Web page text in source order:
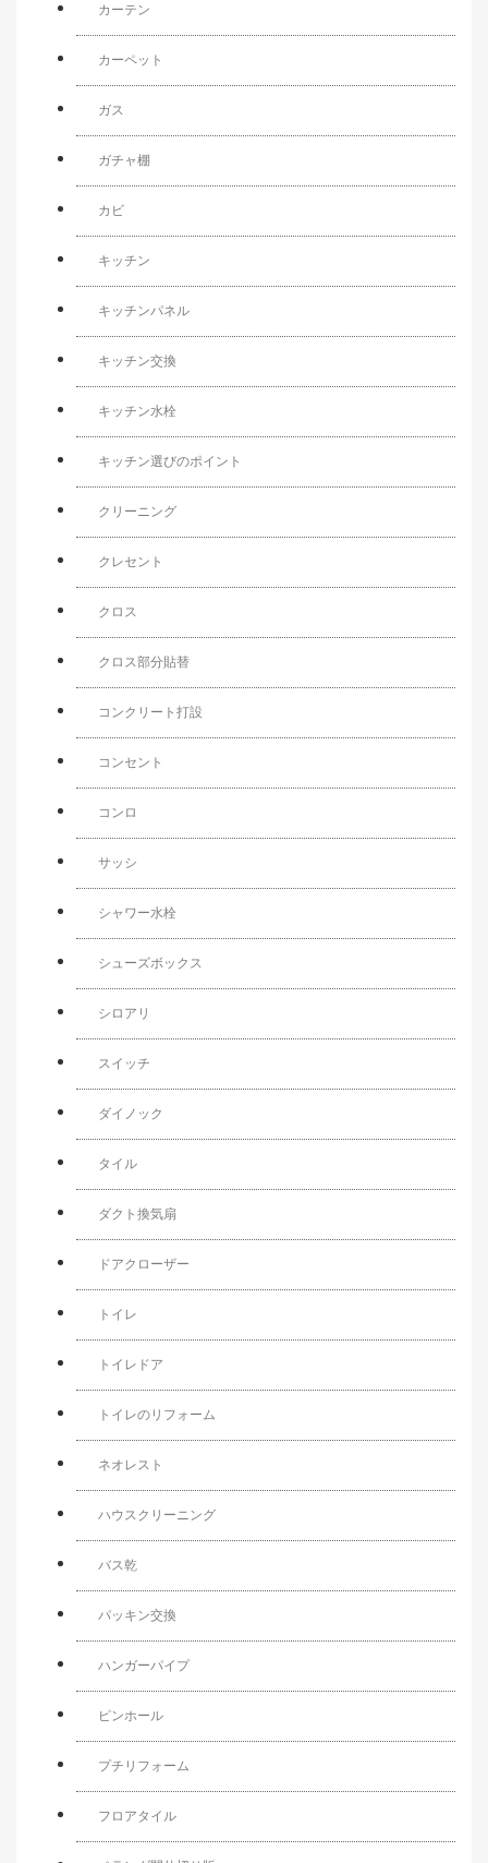
カーテン
カーペット
ガス
ガチャ棚
カビ
キッチン
キッチンパネル
キッチン交換
キッチン水栓
キッチン選びのポイント
クリーニング
クレセント
クロス
クロス部分貼替
コンクリート打設
コンセント
コンロ
サッシ
シャワー水栓
シューズボックス
シロアリ
スイッチ
ダイノック
タイル
ダクト換気扇
ドアクローザー
トイレ
トイレドア
トイレのリフォーム
ネオレスト
ハウスクリーニング
バス乾
パッキン交換
ハンガーパイプ
ピンホール
プチリフォーム
フロアタイル